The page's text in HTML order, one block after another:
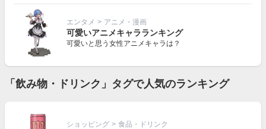
エンタメ > アニメ・漫画
可愛いアニメキャラランキング
可愛いと思う女性アニメキャラは？
「飲み物・ドリンク」タグで人気のランキング
ショッピング > 食品・ドリンク